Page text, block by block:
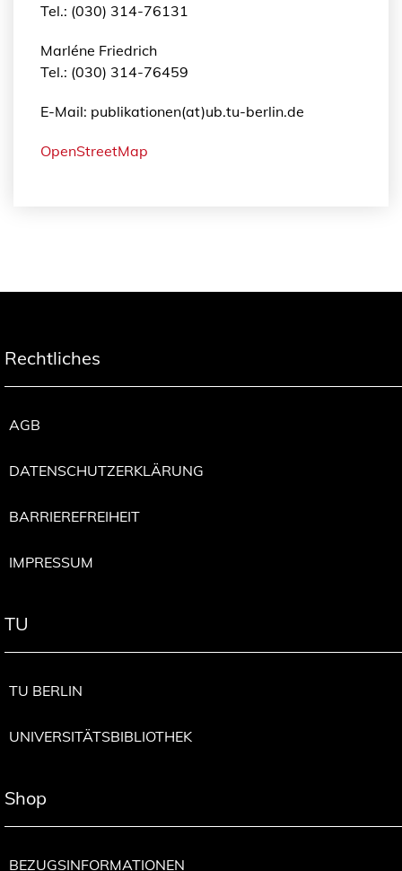
Tel.: (030) 314-76131
Marléne Friedrich
Tel.: (030) 314-76459
E-Mail: publikationen(at)ub.tu-berlin.de
OpenStreetMap
Rechtliches
AGB
DATENSCHUTZERKLÄRUNG
BARRIEREFREIHEIT
IMPRESSUM
TU
TU BERLIN
UNIVERSITÄTSBIBLIOTHEK
Shop
BEZUGSINFORMATIONEN